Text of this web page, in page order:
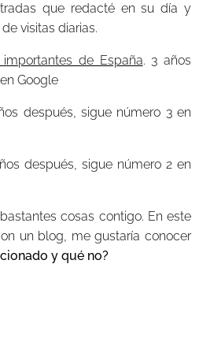
que redacté en su día y
visitas diarias.
de España. 3 años
Google
después, sigue número 3 en
después, sigue número 2 en
cosas contigo. En este
un blog, me gustaría conocer
y qué no?